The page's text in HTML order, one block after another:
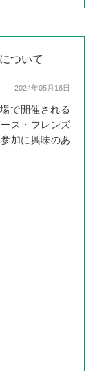
ついて
2024年05月16日
で開催される
ス・フレンズ
加に興味のあ